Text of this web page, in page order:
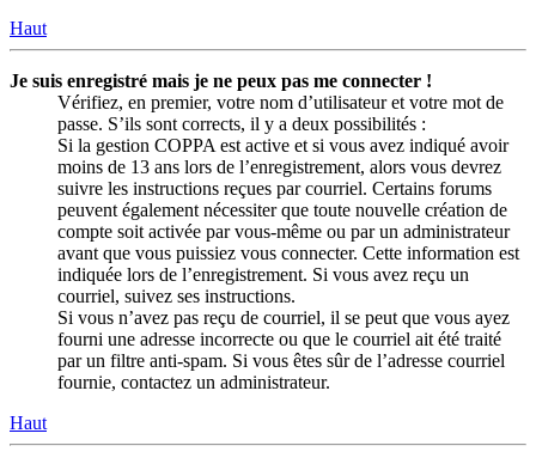
Haut
Je suis enregistré mais je ne peux pas me connecter !
Vérifiez, en premier, votre nom d’utilisateur et votre mot de
passe. S’ils sont corrects, il y a deux possibilités :
Si la gestion COPPA est active et si vous avez indiqué avoir
moins de 13 ans lors de l’enregistrement, alors vous devrez
suivre les instructions reçues par courriel. Certains forums
peuvent également nécessiter que toute nouvelle création de
compte soit activée par vous-même ou par un administrateur
avant que vous puissiez vous connecter. Cette information est
indiquée lors de l’enregistrement. Si vous avez reçu un
courriel, suivez ses instructions.
Si vous n’avez pas reçu de courriel, il se peut que vous ayez
fourni une adresse incorrecte ou que le courriel ait été traité
par un filtre anti-spam. Si vous êtes sûr de l’adresse courriel
fournie, contactez un administrateur.
Haut